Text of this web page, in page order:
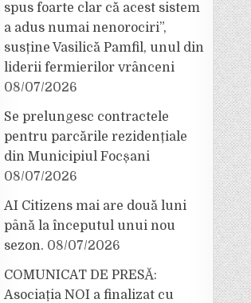
spus foarte clar că acest sistem
a adus numai nenorociri”,
susține Vasilică Pamfil, unul din
liderii fermierilor vrânceni
08/07/2026
Se prelungesc contractele
pentru parcările rezidențiale
din Municipiul Focșani
08/07/2026
AI Citizens mai are două luni
până la începutul unui nou
sezon. 08/07/2026
COMUNICAT DE PRESĂ:
Asociația NOI a finalizat cu